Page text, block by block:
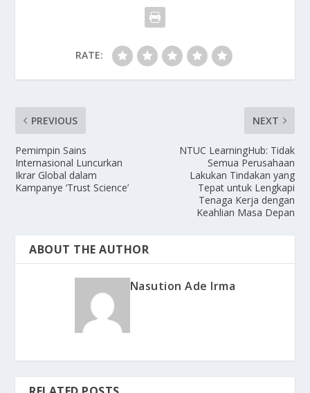
RATE:
PREVIOUS
Pemimpin Sains
Internasional Luncurkan
Ikrar Global dalam
Kampanye ‘Trust Science’
NEXT
NTUC LearningHub: Tidak
Semua Perusahaan
Lakukan Tindakan yang
Tepat untuk Lengkapi
Tenaga Kerja dengan
Keahlian Masa Depan
ABOUT THE AUTHOR
Nasution Ade Irma